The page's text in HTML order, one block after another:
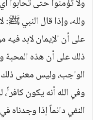
ولا تؤمنوا حتى تحابوا
ولله، وإذا قال النبي
على أن الإيمان لابد فيه
ذلك على أن هذه المحبة
الواجب، وليس معنى ذلك
وفي الله أنه يكون
النفي دائماً إذا وجدناه